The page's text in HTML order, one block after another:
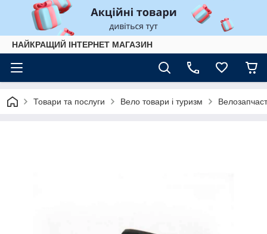
НАЙКРАЩИЙ ІНТЕРНЕТ МАГАЗИН
Товари та послуги Вело товари і туризм